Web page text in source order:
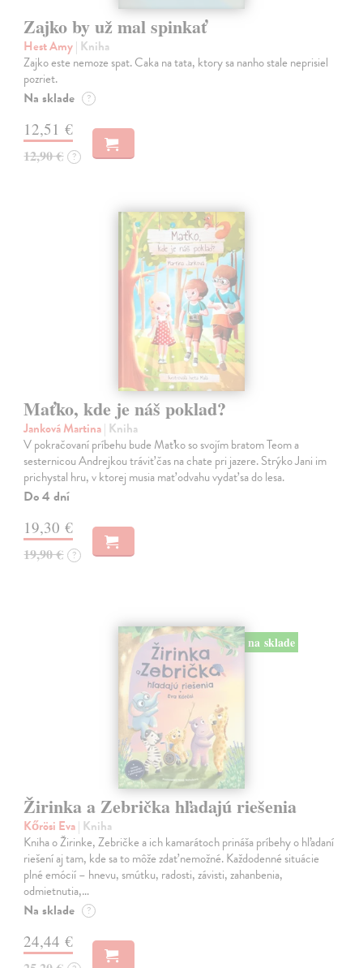
Zajko by už mal spinkať
Hest Amy| Kniha
Zajko este nemoze spat. Caka na tata, ktory sa nanho stale neprisiel
pozriet.
Na sklade ?
12,51 €
12,90 € ?
Maťko, kde je náš poklad?
Janková Martina| Kniha
V pokračovaní príbehu bude Maťko so svojím bratom Teom a
sesternicou Andrejkou tráviť čas na chate pri jazere. Strýko Jani im
prichystal hru, v ktorej musia mať odvahu vydať sa do lesa.
Do 4 dní
19,30 €
19,90 € ?
na sklade
Žirinka a Zebrička hľadajú riešenia
Kőrösi Eva| Kniha
Kniha o Žirinke, Zebričke a ich kamarátoch prináša príbehy o hľadaní
riešení aj tam, kde sa to môže zdať nemožné. Každodenné situácie
plné emócií – hnevu, smútku, radosti, závisti, zahanbenia,
odmietnutia,…
Na sklade ?
24,44 €